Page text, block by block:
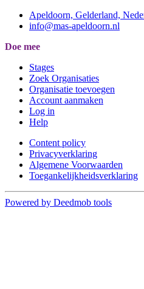
Apeldoorn, Gelderland,
info@mas-apeldoorn.nl
Doe mee
Stages
Zoek Organisaties
Organisatie toevoegen
Account aanmaken
Log in
Help
Content policy
Privacyverklaring
Algemene Voorwaarden
Toegankelijkheidsverklaring
Powered by Deedmob tools